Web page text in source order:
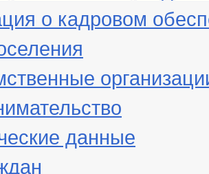
о кадровом
данные